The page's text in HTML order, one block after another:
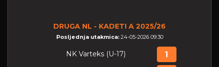
DRUGA NL - KADETI A 2025/26
Posljednja utakmica: 24-05-2026 09:30
NK Varteks (U-17) 1